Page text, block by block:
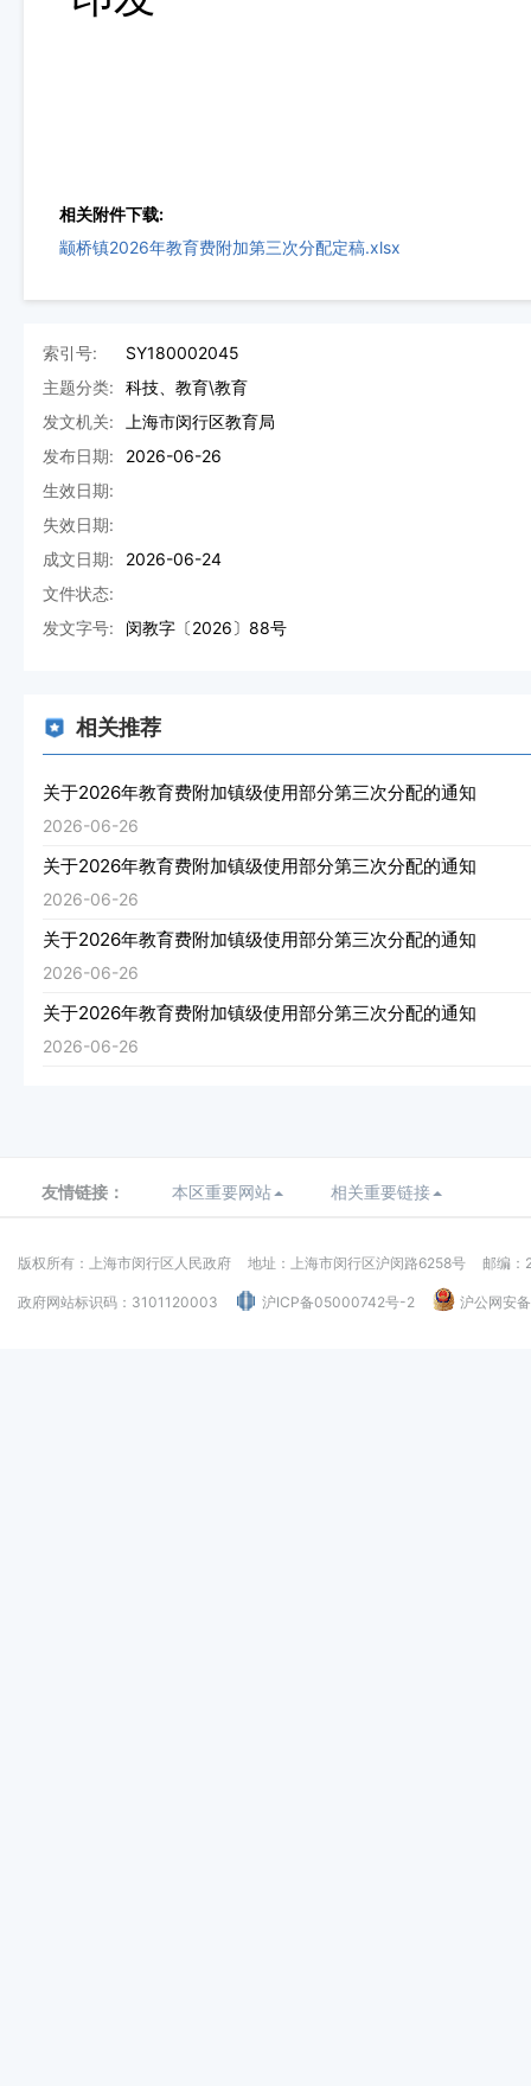
相关附件下载:
颛桥镇2026年教育费附加第三次分配定稿.xlsx
索引号:
SY180002045
主题分类:
科技、教育\教育
发文机关:
上海市闵行区教育局
发布日期:
2026-06-26
生效日期:
失效日期:
成文日期:
2026-06-24
文件状态:
发文字号:
闵教字〔2026〕88号
相关推荐
关于2026年教育费附加镇级使用部分第三次分配的通知
2026-06-26
关于2026年教育费附加镇级使用部分第三次分配的通知
2026-06-26
关于2026年教育费附加镇级使用部分第三次分配的通知
2026-06-26
关于2026年教育费附加镇级使用部分第三次分配的通知
2026-06-26
友情链接： 本区重要网站 相关重要链接
版权所有：上海市闵行区人民政府 地址：上海市闵行区沪闵路6258号 邮编：
政府网站标识码：3101120003 沪ICP备05000742号-2 沪公网安